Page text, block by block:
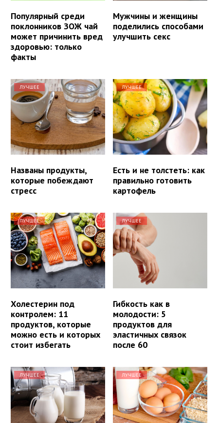
Популярный среди
поклонников ЗОЖ чай
может причинить вред
здоровью: только
факты
Мужчины и женщины
поделились способами
улучшить секс
ЛУЧШЕЕ
Названы продукты,
которые побеждают
стресс
ЛУЧШЕЕ
Есть и не толстеть: как
правильно готовить
картофель
ЛУЧШЕЕ
Холестерин под
контролем: 11
продуктов, которые
можно есть и которых
стоит избегать
ЛУЧШЕЕ
Гибкость как в
молодости: 5
продуктов для
эластичных связок
после 60
ЛУЧШЕЕ ЛУЧШЕЕ